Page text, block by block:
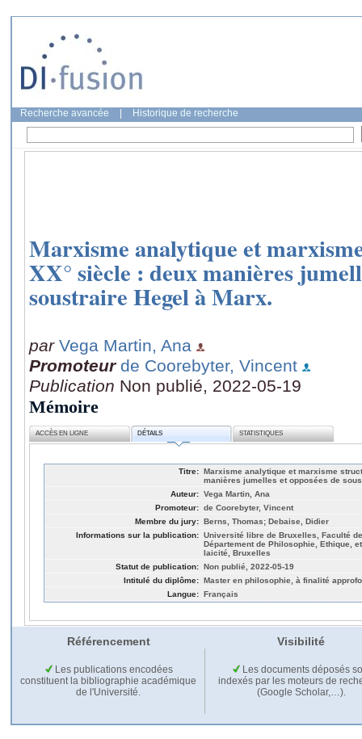
Recherche avancée Historique de recherche
Marxisme analytique et
XX° siècle : deux manières
soustraire Hegel à Marx.
par Vega Martin, Ana
Promoteur de Coorebyter, Vincent
Publication Non publié, 2022-05-19
Mémoire
ACCÈS EN LIGNE DÉTAILS STATISTIQUES
Titre: Marxisme analytique et marxisme
manières jumelles et opposées de
Auteur: Vega Martin, Ana
Promoteur: de Coorebyter, Vincent
Membre du jury: Berns, Thomas; Debaise, Didier
Informations sur la publication: Université libre de Bruxelles, Faculté
Département de Philosophie, Ethique,
laicité, Bruxelles
Statut de publication: Non publié, 2022-05-19
Intitulé du diplôme: Master en philosophie, à finalité
Langue: Français
Référencement Visibilité
Les publications encodées
constituent la bibliographie académique
de l'Université.
Les documents déposés
indexés par les moteurs de
(Google Scholar,…).